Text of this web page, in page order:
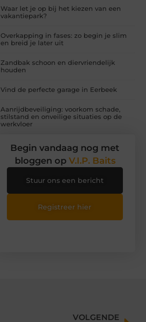
Waar let je op bij het kiezen van een
vakantiepark?
Overkapping in fases: zo begin je slim
en breid je later uit
Zandbak schoon en diervriendelijk
houden
Vind de perfecte garage in Eerbeek
Aanrijdbeveiliging: voorkom schade,
stilstand en onveilige situaties op de
werkvloer
Begin vandaag nog met
bloggen op V.I.P. Baits
Stuur ons een bericht
Registreer hier
VOLGENDE